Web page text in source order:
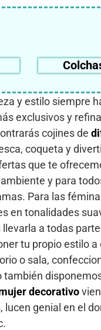
y estilo siempre
exclusivos y
cojines de
coqueta y
que te
y para
Para las
en tonalidades
a todas
tu propio estilo
o sala,
decorativo
lucen genial en el